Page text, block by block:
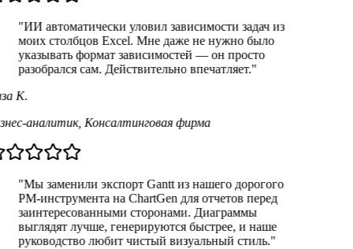
"ИИ автоматически уловил зависимости задач из
моих столбцов Excel. Мне даже не нужно было
указывать формат зависимостей — он просто
разобрался сам. Действительно впечатляет."
К.
аналитик, Консалтинговая фирма
"Мы заменили экспорт Gantt из нашего дорогого
PM-инструмента на ChartGen для отчетов перед
заинтересованными сторонами. Диаграммы
выглядят лучше, генерируются быстрее, и наше
руководство любит чистый визуальный стиль."